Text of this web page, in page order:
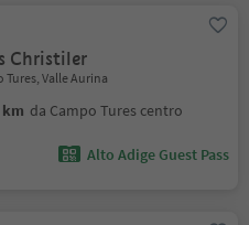
Christiler
Tures, Valle Aurina
km da Campo Tures centro
Alto Adige Guest Pass